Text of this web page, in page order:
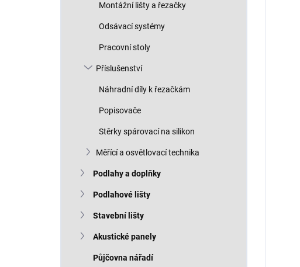
Montážní lišty a řezačky
Odsávací systémy
Pracovní stoly
Příslušenství
Náhradní díly k řezačkám
Popisovače
Stěrky spárovací na silikon
Měřící a osvětlovací technika
Podlahy a doplňky
Podlahové lišty
Stavební lišty
Akustické panely
Půjčovna nářadí